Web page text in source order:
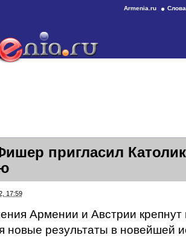
Armenia.ru
пригласил
17:59
Армении и Австрии
новые результаты в новейшей